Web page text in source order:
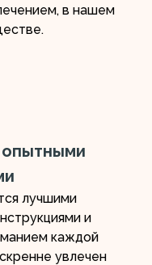
в нашем
лучшими
и
каждой
увлечен
опытными